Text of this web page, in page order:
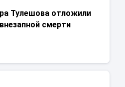
Тулешова отложили
смерти